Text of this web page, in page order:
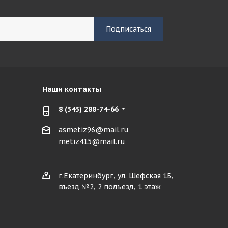
Наши контакты
8 (343) 288-74-66
asmetiz96@mail.ru
metiz415@mail.ru
г.Екатеринбург, ул. Шефская 1Б,
въезд №2, 2 подъезд, 1 этаж